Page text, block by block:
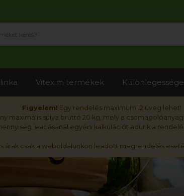
Figyelem! Egy rendelés maximum 12 üveg lehet!
maximális súlya bruttó 20 kg, mely a
leadásánál egyéni kalkulációt adunk a
árak csak a weboldalunkon leadott megrendelés
Vitexim termékek